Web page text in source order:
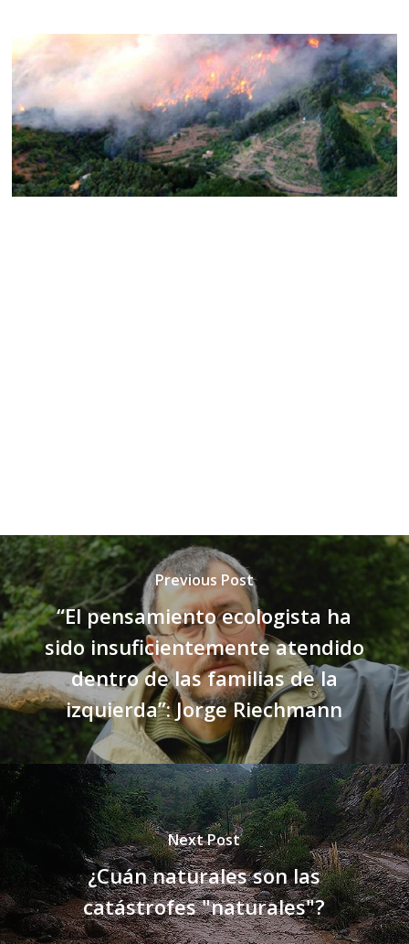
Previous Post
“El pensamiento ecologista ha
sido insuficientemente atendido
dentro de las familias de la
izquierda”: Jorge Riechmann
Next Post
¿Cuán naturales son las
catástrofes "naturales"?